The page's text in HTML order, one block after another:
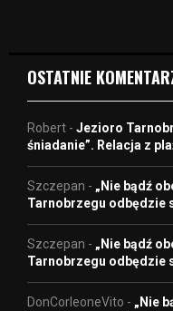
OSTATNIE
Robert - Jezioro
śniadanie”. Relacja z
Szczepan - „Nie bądź
Tarnobrzegu odbędzie
Szczepan - „Nie bądź
Tarnobrzegu odbędzie
DonCorleoneVito - „Nie